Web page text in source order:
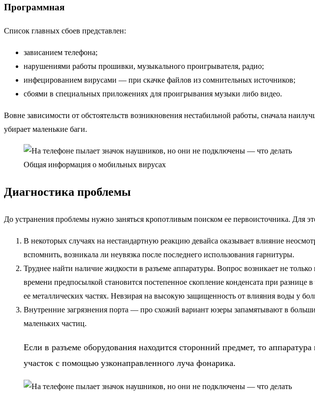
Программная
Список главных сбоев представлен:
зависанием телефона;
нарушениями работы прошивки, музыкального проигрывателя, радио;
инфецированием вирусами — при скачке файлов из сомнительных источников;
сбоями в специальных приложениях для проигрывания музыки либо видео.
Вовне зависимости от обстоятельств возникновения нестабильной работы, сначала
убирает маленькие баги.
Общая информация о мобильных вирусах
Диагностика проблемы
До устранения проблемы нужно заняться кропотливым поиском ее первоисточника. Для
В некоторых случаях на нестандартную реакцию девайса оказывает влияние
вспомнить, возникала ли неувязка после последнего использования гарнитуры.
Труднее найти наличие жидкости в разъеме аппаратуры. Вопрос возникает не
времени предпосылкой становится постепенное скопление конденсата при
ее металлических частях. Невзирая на высокую защищенность от влияния воды у
Внутренние загрязнения порта — про схожий вариант юзеры запамятывают в
маленьких частиц.
Если в разъеме оборудования находится сторонний предмет, то
участок с помощью узконаправленного луча фонарика.